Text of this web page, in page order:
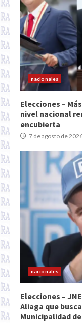
nacionales
Elecciones –
nivel nacional
encubierta
7 de agosto de
nacionales
Elecciones –
Aliaga que
Municipalidad